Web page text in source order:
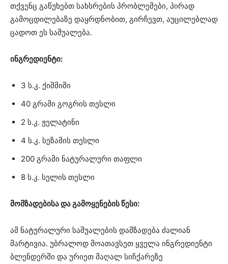
თქვენც გაწუხებთ სახსრების პრობლემები, პირად
გამოცდილებაზე დაყრდნობით, გირჩევთ, აუცილებლად
ცადოთ ეს საშუალება.
ინგრედიენტი:
3 ს.კ. ქიშმიში
40 გრამი გოგრის თესლი
2 ს.კ. ჟელატინი
4 ს.კ. სეზამის თესლი
200 გრამი ნატურალური თაფლი
8 ს.კ. სელის თესლი
მომზადებისა და გამოყენების წესი:
ამ ნატურალური საშუალების დამზადება ძალიან
მარტივია. უბრალოდ მოათავსეთ ყველა ინგრედიენტი
ბლენდერში და ურიეთ მაღალ სიჩქარეზე